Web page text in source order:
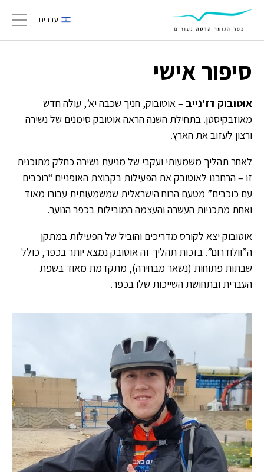
עברית
סיפור אישי
אוטובוק דז’נייב – אוטובוק, חניך שכבה יא’, עולה חדש
מאוזבקיסטן. בתחילת השנה הראה אוטובק סימנים של נשירה
ורצון לעזוב את הארץ.
לאחר תהליך משמעותי ועקבי של מניעת נשירה כחלק מתוכנית
זו – הרחבנו לאוטובק את הפעילות בקבוצת האופניים “רוכבים
עם כוכבים” מטעם הרוח הישראלית שמשמעותית עבורו מאוד
ואחת מתכניות העשרה והעצמה המובילות בכפר הנוער.
אוטובוק יצא לקורס מדריכים והוביל של הפעילות במתקן
ה”וולודרום”. בזכות תהליך זה אוטובק נמצא יותר בכפר, כולל
שבתות פתוחות (נשאר מבחירה), מתקדמת מאוד בשפת
העברית ובתחושת השייכות שלו בכפר.